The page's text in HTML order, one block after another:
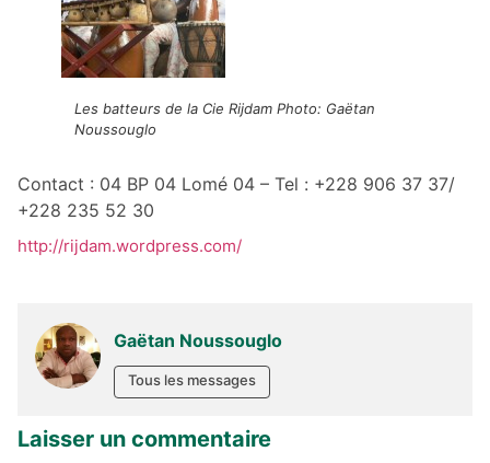
Les batteurs de la Cie Rijdam Photo: Gaëtan
Noussouglo
Contact : 04 BP 04 Lomé 04 – Tel : +228 906 37 37/
+228 235 52 30
http://rijdam.wordpress.com/
Gaëtan Noussouglo
Tous les messages
Laisser un commentaire